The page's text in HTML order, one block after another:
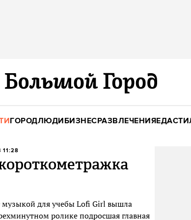
ГОРОДЛЮДИБИЗНЕСРАЗВЛЕЧЕНИЯЕДА
для учебы Lofi Girl вышла
ролике подросшая главная